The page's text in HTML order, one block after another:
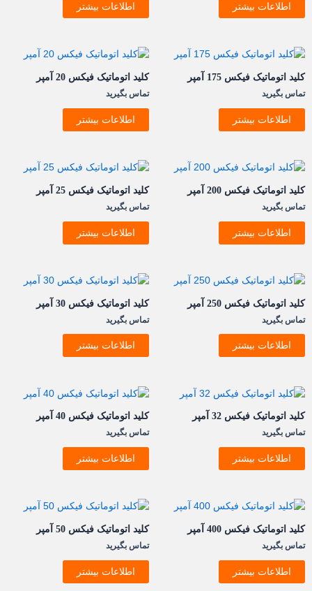
اطلاعات بیشتر اطلاعات بیشتر
کلید اتوماتیک فيکس 175 آمپر
تماس بگیرید
اطلاعات بیشتر
کلید اتوماتیک فيکس 20 آمپر
تماس بگیرید
اطلاعات بیشتر
کلید اتوماتیک فيکس 200 آمپر
تماس بگیرید
اطلاعات بیشتر
کلید اتوماتیک فيکس 25 آمپر
تماس بگیرید
اطلاعات بیشتر
کلید اتوماتیک فيکس 250 آمپر
تماس بگیرید
اطلاعات بیشتر
کلید اتوماتیک فيکس 30 آمپر
تماس بگیرید
اطلاعات بیشتر
کلید اتوماتیک فيکس 32 آمپر
تماس بگیرید
اطلاعات بیشتر
کلید اتوماتیک فيکس 40 آمپر
تماس بگیرید
اطلاعات بیشتر
کلید اتوماتیک فيکس 400 آمپر
تماس بگیرید
اطلاعات بیشتر
کلید اتوماتیک فيکس 50 آمپر
تماس بگیرید
اطلاعات بیشتر